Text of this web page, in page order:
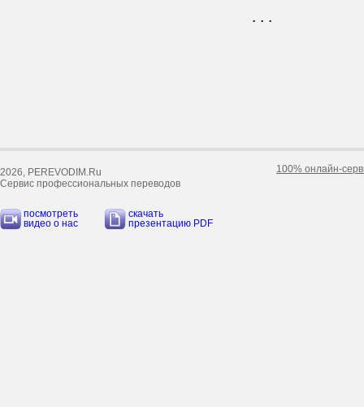
. . .
2026, PEREVODIM.Ru
Сервис профессиональных переводов
посмотреть
видео о нас
скачать
презентацию PDF
100% онлайн-